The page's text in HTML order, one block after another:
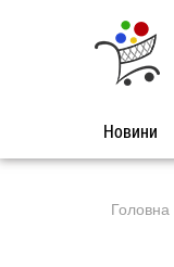
Новини
Головна